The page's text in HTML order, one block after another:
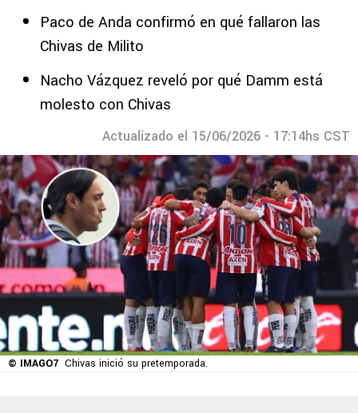
Paco de Anda confirmó en qué fallaron las
Chivas de Milito
Nacho Vázquez reveló por qué Damm está
molesto con Chivas
Actualizado el 15/06/2026 - 17:14hs CST
© IMAGO7 Chivas inició su pretemporada.